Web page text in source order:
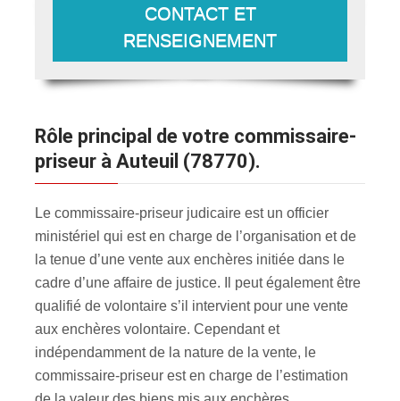
CONTACT ET
RENSEIGNEMENT
Rôle principal de votre commissaire-
priseur à Auteuil (78770).
Le commissaire-priseur judicaire est un officier
ministériel qui est en charge de l’organisation et de
la tenue d’une vente aux enchères initiée dans le
cadre d’une affaire de justice. Il peut également être
qualifié de volontaire s’il intervient pour une vente
aux enchères volontaire. Cependant et
indépendamment de la nature de la vente, le
commissaire-priseur est en charge de l’estimation